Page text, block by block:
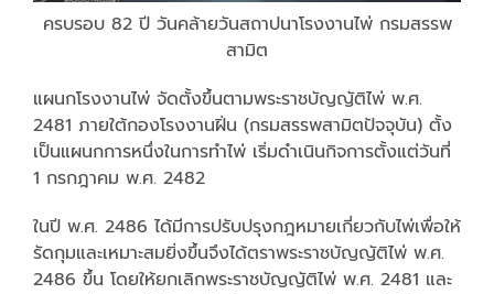
ครบรอบ 82 ปี วันคล้ายวันสถาปนาโรงงานไพ่ กรมสรรพ
สามิต
แผนกโรงงานไพ่ จัดตั้งขึ้นตามพระราชบัญญัติไพ่ พ.ศ.
2481 ภายใต้กองโรงงานฝิ่น (กรมสรรพสามิตปัจจุบัน) ตั้ง
เป็นแผนกการหนึ่งในการทำไพ่ เริ่มดำเนินกิจการตั้งแต่วันที่
1 กรกฎาคม พ.ศ. 2482
ในปี พ.ศ. 2486 ได้มีการปรับปรุงกฎหมายเกี่ยวกับไพ่เพื่อให้
รัดกุมและเหมาะสมยิ่งขึ้นจึงได้ตราพระราชบัญญัติไพ่ พ.ศ.
2486 ขึ้น โดยให้ยกเลิกพระราชบัญญัติไพ่ พ.ศ. 2481 และ